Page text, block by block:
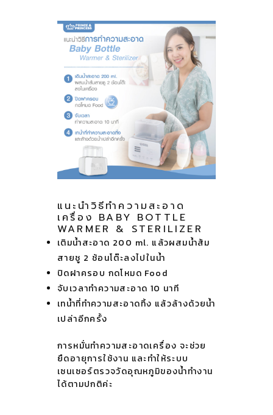
แนะนำวิธีทำความสะอาด
เครื่อง BABY BOTTLE
WARMER & STERILIZER
เติมน้ำสะอาด 200 ml. แล้วผสมน้ำส้ม
สายชู 2 ช้อนโต๊ะลงไปในน้ำ
ปิดฝาครอบ กดโหมด Food
จับเวลาทำความสะอาด 10 นาที
เทน้ำที่ทำความสะอาดทิ้ง แล้วล้างด้วยน้ำ
เปล่าอีกครั้ง
การหมั่นทำความสะอาดเครื่อง จะช่วย
ยืดอายุการใช้งาน และทำให้ระบบ
เซนเซอร์ตรวจวัดอุณหภูมิของน้ำทำงาน
ได้ตามปกติค่ะ